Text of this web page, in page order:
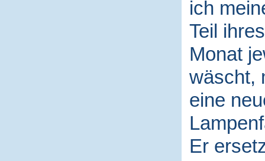
ich
Teil
Monat
wäscht,
eine
Er